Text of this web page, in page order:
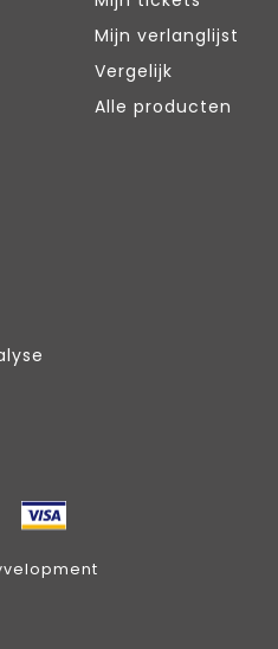
Mijn verlanglijst
Vergelijk
Alle producten